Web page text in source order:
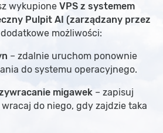
wykupione VPS z systemem
Pulpit AI (zarządzany przez
możliwości:
– zdalnie uruchom ponownie
do systemu operacyjnego.
migawek – zapisuj
do niego, gdy zajdzie taka